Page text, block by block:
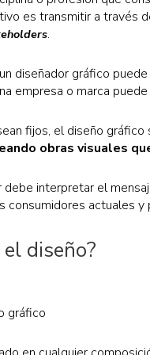
es transmitir a través
.
diseñador gráfico
empresa o marca
fijos, el diseño
obras visuales
debe interpretar el
consumidores actuales
diseño?